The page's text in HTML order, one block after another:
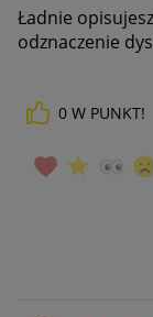
Ładnie
odznaczenie
0 W PUNKT!